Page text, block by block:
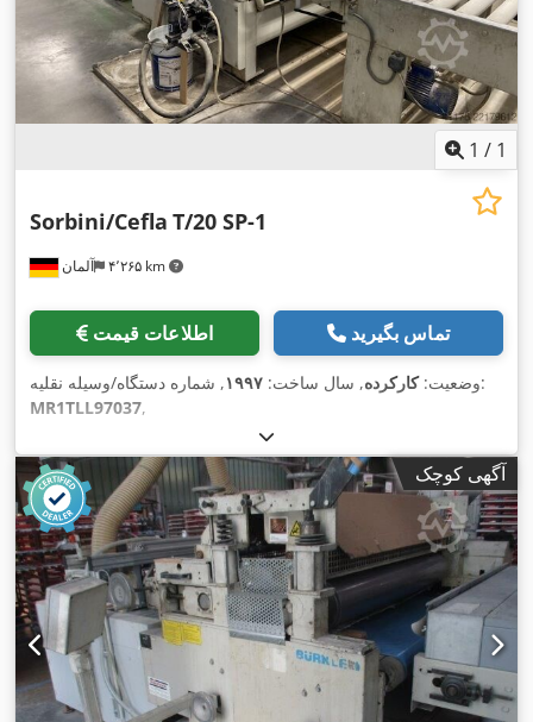
1 / 1
آلمان ۴٬۲۶۵ km
Sorbini/Cefla T/20 SP-1
اطلاعات قیمت تماس بگیرید
وضعیت:کارکرده, سال ساخت: ۱۹۹۷
, شماره دستگاه/وسیله نقلیه:
MR1TLL97037,
آگهی کوچک